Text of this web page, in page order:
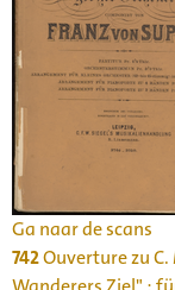
Ga naar de scans
742Ouverture zu